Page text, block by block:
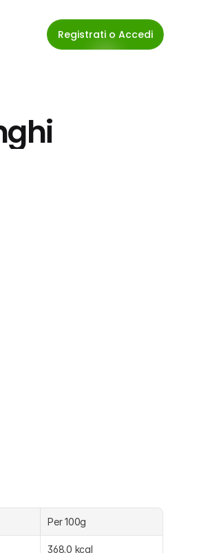
Registrati o Accedi
Per 100g
368.0 kcal